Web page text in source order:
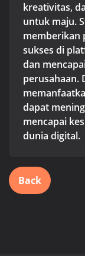
kreativitas,
untuk maju.
memberikan
sukses di
dan
perusahaan.
dapat
mencapai
dunia digital.
Back